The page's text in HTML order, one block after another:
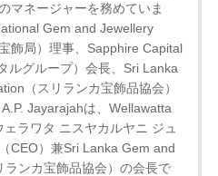
マネージャーを務めていま
Gem and Jewellery
飾局）理事、Sapphire Capital
ルグループ）会長、Sri Lanka
（スリランカ宝飾品協会）
Jayarajahは、Wellawatta
ラワタ ニスヤカルヤニ ジュ
CEO）兼Sri Lanka Gem and
ンカ宝飾品協会）の会長で